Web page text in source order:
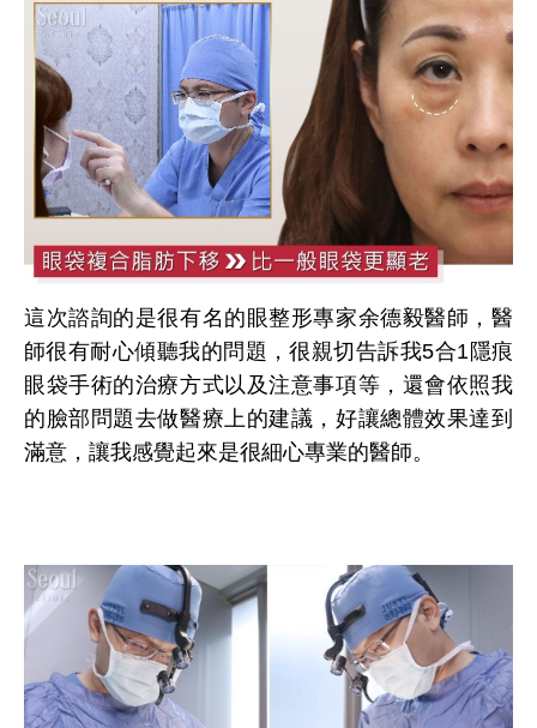
這次諮詢的是很有名的眼整形專家余德毅醫師，醫
師很有耐心傾聽我的問題，很親切告訴我5合1隱痕
眼袋手術的治療方式以及注意事項等，還會依照我
的臉部問題去做醫療上的建議，好讓總體效果達到
滿意，讓我感覺起來是很細心專業的醫師。